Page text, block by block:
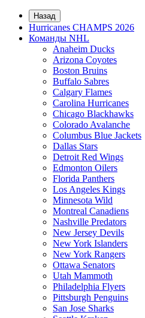
Назад
Hurricanes CHAMPS 2026
Команды NHL
Anaheim Ducks
Arizona Coyotes
Boston Bruins
Buffalo Sabres
Calgary Flames
Carolina Hurricanes
Chicago Blackhawks
Colorado Avalanche
Columbus Blue Jackets
Dallas Stars
Detroit Red Wings
Edmonton Oilers
Florida Panthers
Los Angeles Kings
Minnesota Wild
Montreal Canadiens
Nashville Predators
New Jersey Devils
New York Islanders
New York Rangers
Ottawa Senators
Utah Mammoth
Philadelphia Flyers
Pittsburgh Penguins
San Jose Sharks